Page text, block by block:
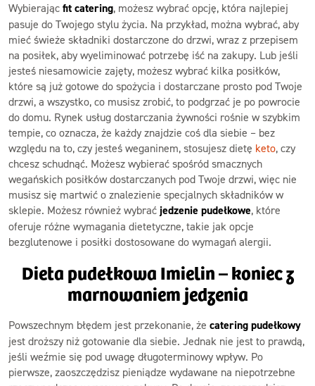
Wybierając fit catering, możesz wybrać opcję, która najlepiej
pasuje do Twojego stylu życia. Na przykład, można wybrać, aby
mieć świeże składniki dostarczone do drzwi, wraz z przepisem
na posiłek, aby wyeliminować potrzebę iść na zakupy. Lub jeśli
jesteś niesamowicie zajęty, możesz wybrać kilka posiłków,
które są już gotowe do spożycia i dostarczane prosto pod Twoje
drzwi, a wszystko, co musisz zrobić, to podgrzać je po powrocie
do domu. Rynek usług dostarczania żywności rośnie w szybkim
tempie, co oznacza, że każdy znajdzie coś dla siebie – bez
względu na to, czy jesteś weganinem, stosujesz dietę keto, czy
chcesz schudnąć. Możesz wybierać spośród smacznych
wegańskich posiłków dostarczanych pod Twoje drzwi, więc nie
musisz się martwić o znalezienie specjalnych składników w
sklepie. Możesz również wybrać jedzenie pudełkowe, które
oferuje różne wymagania dietetyczne, takie jak opcje
bezglutenowe i posiłki dostosowane do wymagań alergii.
Dieta pudełkowa Imielin – koniec z
marnowaniem jedzenia
Powszechnym błędem jest przekonanie, że catering pudełkowy
jest droższy niż gotowanie dla siebie. Jednak nie jest to prawdą,
jeśli weźmie się pod uwagę długoterminowy wpływ. Po
pierwsze, zaoszczędzisz pieniądze wydawane na niepotrzebne